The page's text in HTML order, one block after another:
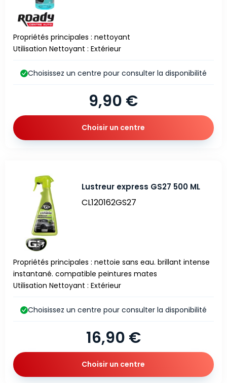
Propriétés principales : nettoyant
Utilisation Nettoyant : Extérieur
9,90 €
Choisissez un centre pour consulter la disponibilité
Choisir un centre
Lustreur express GS27 500 ML
CL120162GS27
Propriétés principales : nettoie sans eau. brillant intense
instantané. compatible peintures mates
Utilisation Nettoyant : Extérieur
16,90 €
Choisissez un centre pour consulter la disponibilité
Choisir un centre